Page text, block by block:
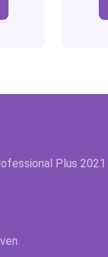
Plus 2021